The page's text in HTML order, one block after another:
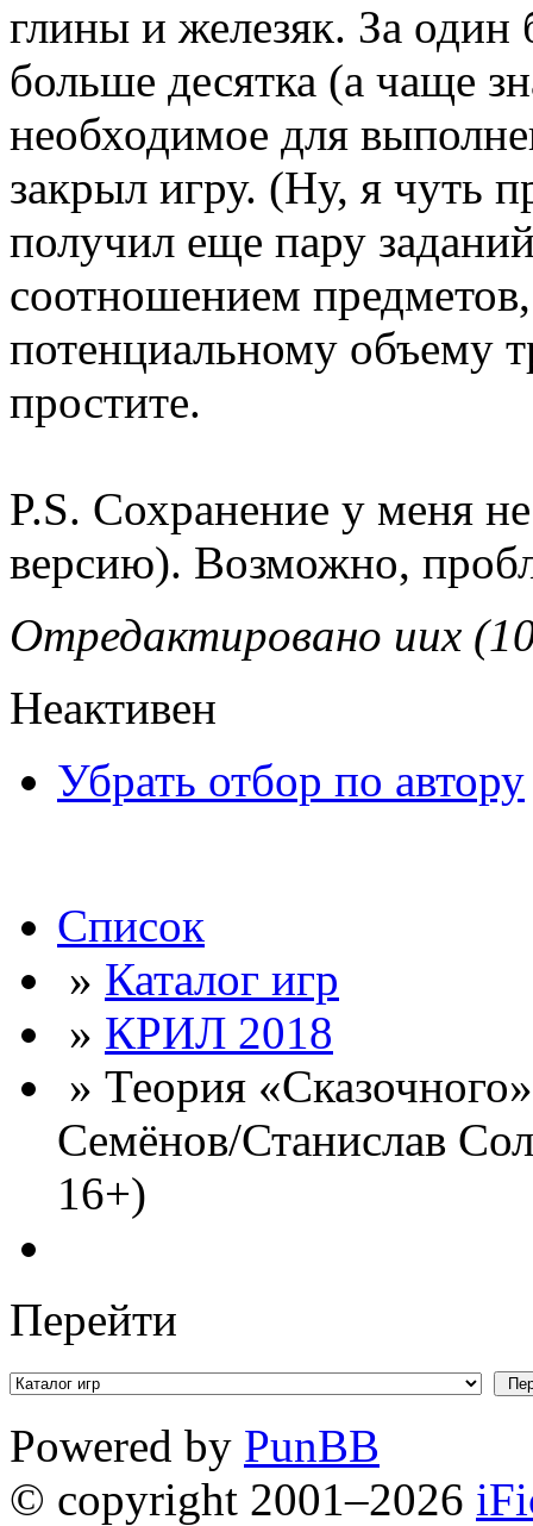
глины и железяк. За
больше десятка (а чаще
необходимое для
закрыл игру. (Ну, я чуть
получил еще пару
соотношением
потенциальному объему
простите.
P.S. Сохранение у меня
версию). Возможно,
Отредактировано uux
Неактивен
Убрать отбор по автору
Список
» Каталог игр
» КРИЛ 2018
» Теория
Семёнов/Станислав
16+)
Перейти
Powered by PunBB
© copyright 2001–2026